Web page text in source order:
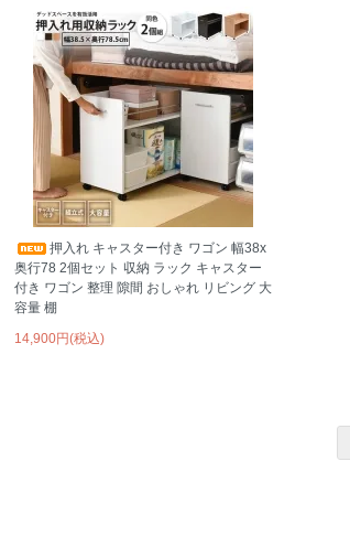
押入れ キャスター付き ワゴン 幅38x
奥行78 2個セット 収納 ラック キャスター
付き ワゴン 整理 隙間 おしゃれ リビング 大
容量 棚
14,900円(税込)